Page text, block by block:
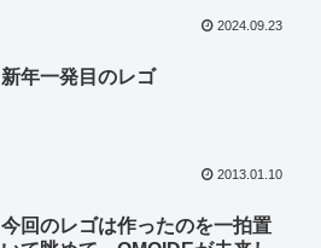
2024.09.23
新年一発目のレゴ
2013.01.10
今回のレゴは作ったのを一拍置